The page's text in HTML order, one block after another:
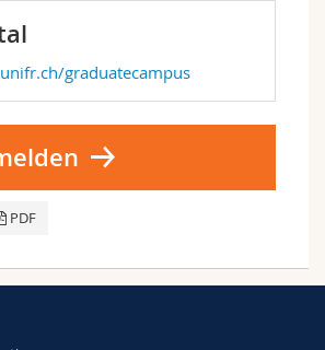
graduatecampus
PDF